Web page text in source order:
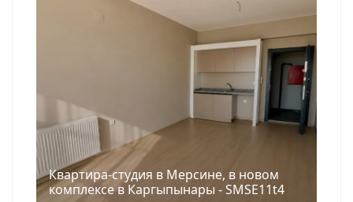
Квартира-студия в Мерсине, в новом
комплексе в Каргыпынары - SMSE11t4